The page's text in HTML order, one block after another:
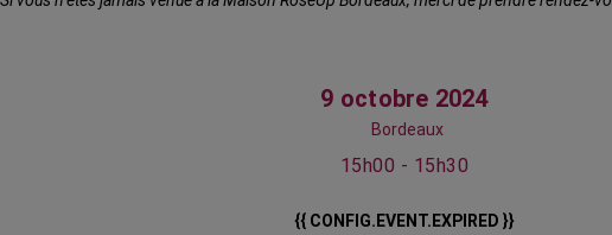
9 octobre 2024
Bordeaux
15h00 - 15h30
{{ CONFIG.EVENT.EXPIRED }}